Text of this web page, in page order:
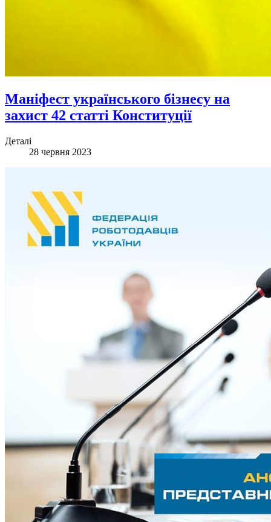
Маніфест українського бізнесу на
захист 42 статті Конституції
Деталі
28 червня 2023